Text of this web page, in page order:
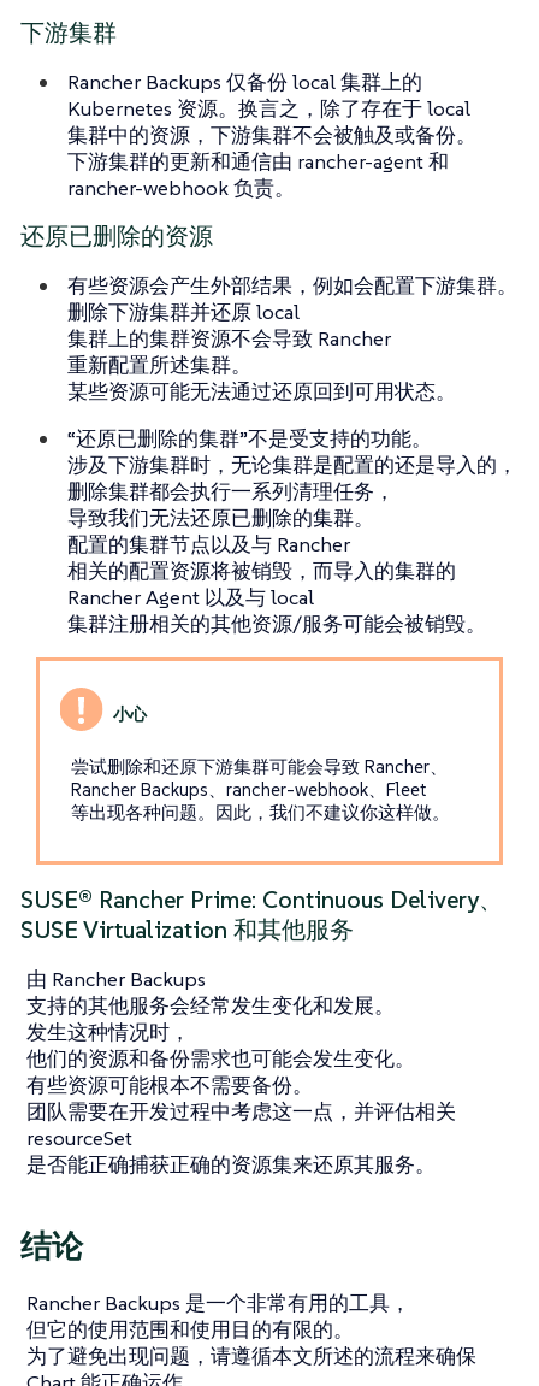
下游集群
Rancher Backups 仅备份 local 集群上的
Kubernetes 资源。换言之，除了存在于 local
集群中的资源，下游集群不会被触及或备份。
下游集群的更新和通信由 rancher-agent 和
rancher-webhook 负责。
还原已删除的资源
有些资源会产生外部结果，例如会配置下游集群。
删除下游集群并还原 local
集群上的集群资源不会导致 Rancher
重新配置所述集群。
某些资源可能无法通过还原回到可用状态。
“还原已删除的集群”不是受支持的功能。
涉及下游集群时，无论集群是配置的还是导入的，
删除集群都会执行一系列清理任务，
导致我们无法还原已删除的集群。
配置的集群节点以及与 Rancher
相关的配置资源将被销毁，而导入的集群的
Rancher Agent 以及与 local
集群注册相关的其他资源/服务可能会被销毁。
尝试删除和还原下游集群可能会导致 Rancher、
Rancher Backups、rancher-webhook、Fleet
等出现各种问题。因此，我们不建议你这样做。
SUSE® Rancher Prime: Continuous Delivery、
SUSE Virtualization 和其他服务
由 Rancher Backups
支持的其他服务会经常发生变化和发展。
发生这种情况时，
他们的资源和备份需求也可能会发生变化。
有些资源可能根本不需要备份。
团队需要在开发过程中考虑这一点，并评估相关
resourceSet
是否能正确捕获正确的资源集来还原其服务。
结论
Rancher Backups 是一个非常有用的工具，
但它的使用范围和使用目的有限的。
为了避免出现问题，请遵循本文所述的流程来确保